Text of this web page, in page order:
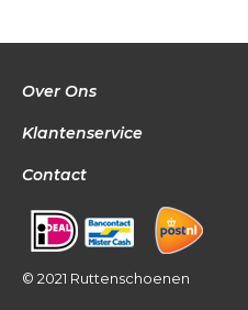
Over Ons
Klantenservice
Contact
© 2021 Ruttenschoenen